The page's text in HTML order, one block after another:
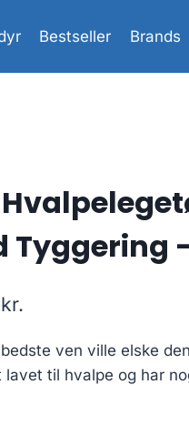
Bestseller Brands
Tyggering
kr.
ven ville elske
lavet til hvalpe og har